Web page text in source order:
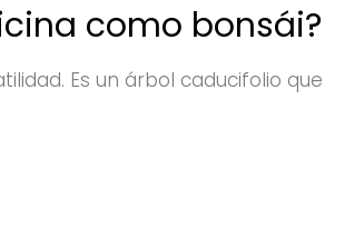
como bonsái?
Es un árbol caducifolio que